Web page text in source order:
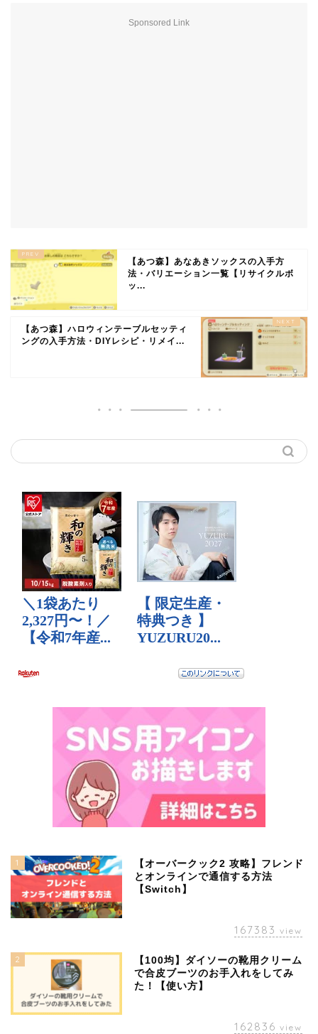
Sponsored Link
【あつ森】あなあきソックスの入手方
法・バリエーション一覧【リサイクルボ
ッ...
【あつ森】ハロウィンテーブルセッティ
ングの入手方法・DIYレシピ・リメイ...
1
【オーバークック2 攻略】フレンド
とオンラインで通信する方法
【Switch】
167383 view
2
【100均】ダイソーの靴用クリーム
で合皮ブーツのお手入れをしてみ
た！【使い方】
162836 view